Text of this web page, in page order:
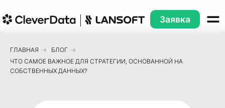
Заявка
ГЛАВНАЯ → БЛОГ →
ЧТО САМОЕ ВАЖНОЕ ДЛЯ СТРАТЕГИИ, ОСНОВАННОЙ НА
СОБСТВЕННЫХ ДАННЫХ?